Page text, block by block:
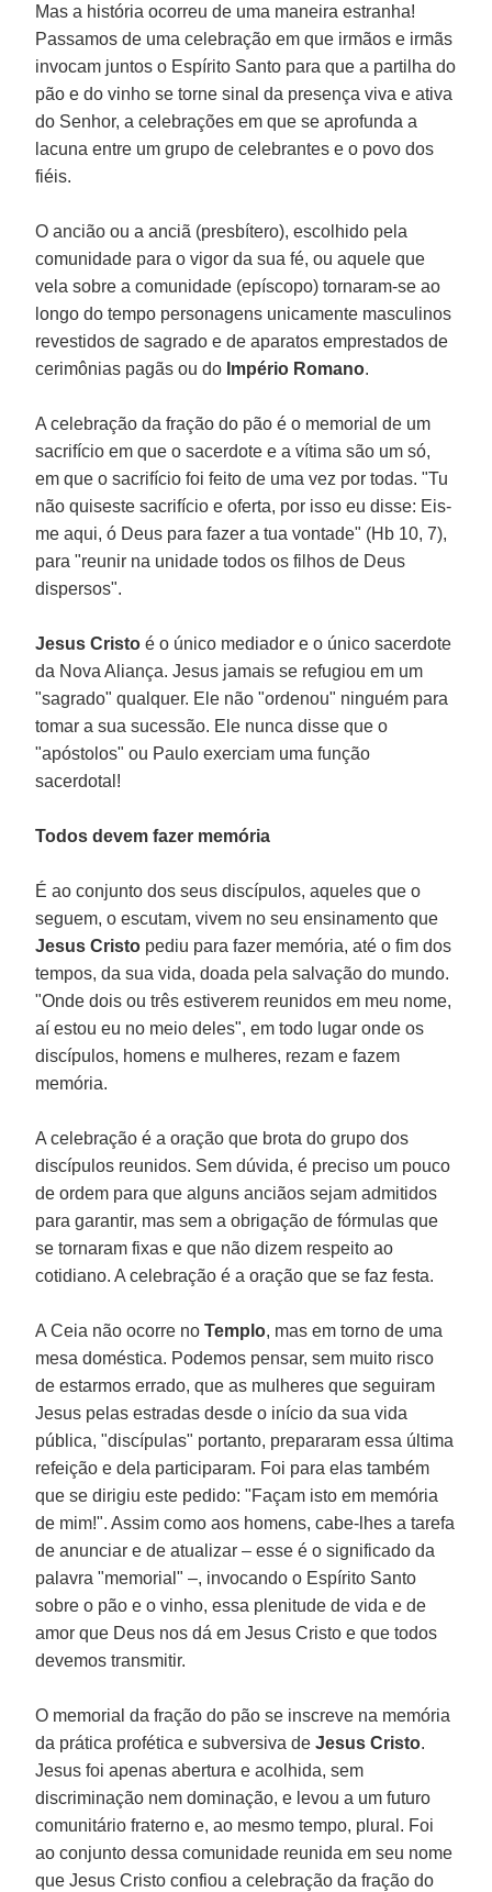
Mas a história ocorreu de uma maneira estranha!
Passamos de uma celebração em que irmãos e irmãs
invocam juntos o Espírito Santo para que a partilha do
pão e do vinho se torne sinal da presença viva e ativa
do Senhor, a celebrações em que se aprofunda a
lacuna entre um grupo de celebrantes e o povo dos
fiéis.
O ancião ou a anciã (presbítero), escolhido pela
comunidade para o vigor da sua fé, ou aquele que
vela sobre a comunidade (epíscopo) tornaram-se ao
longo do tempo personagens unicamente masculinos
revestidos de sagrado e de aparatos emprestados de
cerimônias pagãs ou do Império Romano.
A celebração da fração do pão é o memorial de um
sacrifício em que o sacerdote e a vítima são um só,
em que o sacrifício foi feito de uma vez por todas. "Tu
não quiseste sacrifício e oferta, por isso eu disse: Eis-
me aqui, ó Deus para fazer a tua vontade" (Hb 10, 7),
para "reunir na unidade todos os filhos de Deus
dispersos".
Jesus Cristoé o único mediador e o único sacerdote
da Nova Aliança. Jesus jamais se refugiou em um
"sagrado" qualquer. Ele não "ordenou" ninguém para
tomar a sua sucessão. Ele nunca disse que o
"apóstolos" ou Paulo exerciam uma função
sacerdotal!
Todos devem fazer memória
É ao conjunto dos seus discípulos, aqueles que o
seguem, o escutam, vivem no seu ensinamento que
Jesus Cristo pediu para fazer memória, até o fim dos
tempos, da sua vida, doada pela salvação do mundo.
"Onde dois ou três estiverem reunidos em meu nome,
aí estou eu no meio deles", em todo lugar onde os
discípulos, homens e mulheres, rezam e fazem
memória.
A celebração é a oração que brota do grupo dos
discípulos reunidos. Sem dúvida, é preciso um pouco
de ordem para que alguns anciãos sejam admitidos
para garantir, mas sem a obrigação de fórmulas que
se tornaram fixas e que não dizem respeito ao
cotidiano. A celebração é a oração que se faz festa.
A Ceia não ocorre noTemplo, mas em torno de uma
mesa doméstica. Podemos pensar, sem muito risco
de estarmos errado, que as mulheres que seguiram
Jesus pelas estradas desde o início da sua vida
pública, "discípulas" portanto, prepararam essa última
refeição e dela participaram. Foi para elas também
que se dirigiu este pedido: "Façam isto em memória
de mim!". Assim como aos homens, cabe-lhes a tarefa
de anunciar e de atualizar – esse é o significado da
palavra "memorial" –, invocando o Espírito Santo
sobre o pão e o vinho, essa plenitude de vida e de
amor que Deus nos dá em Jesus Cristo e que todos
devemos transmitir.
O memorial da fração do pão se inscreve na memória
da prática profética e subversiva deJesus Cristo.
Jesus foi apenas abertura e acolhida, sem
discriminação nem dominação, e levou a um futuro
comunitário fraterno e, ao mesmo tempo, plural. Foi
ao conjunto dessa comunidade reunida em seu nome
que Jesus Cristo confiou a celebração da fração do